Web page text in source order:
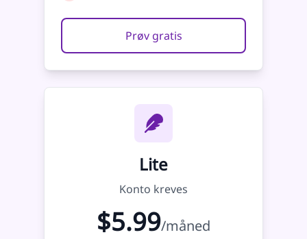
Prøv gratis
Lite
Konto kreves
$5.99/måned